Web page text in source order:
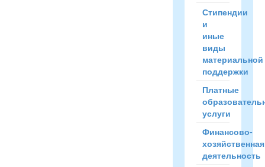
Стипендии
и
иные
виды
материальной
поддержки
Платные
услуги
Финансово-
хозяйственная
деятельность